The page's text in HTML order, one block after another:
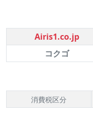
Airis1.co.jp
コクゴ
消費税区分